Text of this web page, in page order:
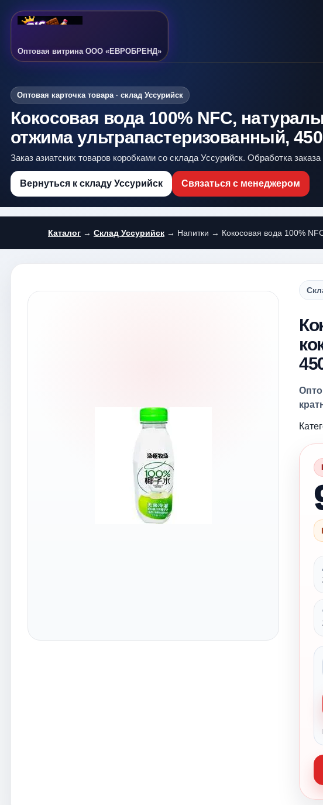
Оптовая витрина ООО «ЕВРОБРЕНД»
Оптовая карточка товара · склад Уссурийск
Кокосовая вода 100% NFC,
отжима ультрапастеризованный,
Заказ азиатских товаров коробками со склада Уссурийск. Обработка
Вернуться к складу Уссурийск Связаться с менеджером
Каталог → Склад Уссурийск → Напитки → Кокосовая вода 100%